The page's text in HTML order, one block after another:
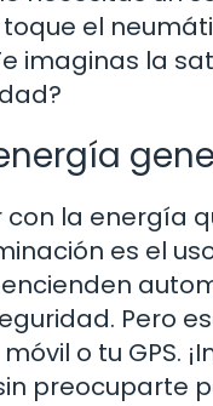
el
imaginas la
con la energía
es el
Pero
o tu GPS.
preocuparte